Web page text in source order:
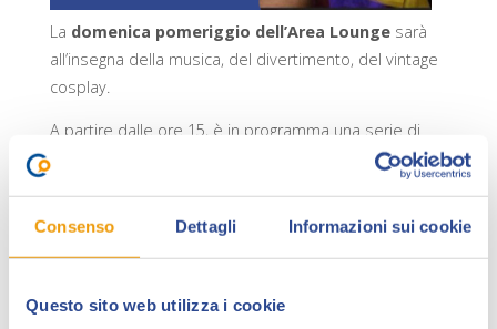
Consenso Dettagli Informazioni sui cookie
Questo sito web utilizza i cookie
La domenica pomeriggio dell’Area Loungesarà
all’insegna della musica, del divertimento, del vintage
cosplay.
A partire dalle ore 15, è in programma una serie di
appuntamenti dedicati agli appassionati di tutte le
età, per concludere in bellezza l’edizione 2024. Si
‘70 e ‘80 che saranno il tema del
Dreams. Da Goldrake alle maghette, dalle Gaiking alle